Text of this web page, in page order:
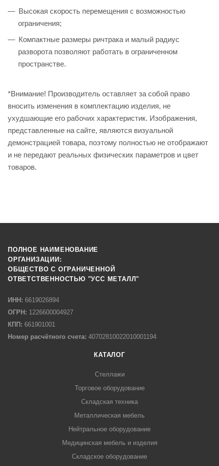
Высокая скорость перемещения с возможностью
ограничения;
Компактные размеры ричтрака и малый радиус
разворота позволяют работать в ограниченном
пространстве.
*Внимание! Производитель оставляет за собой право
вносить изменения в комплектацию изделия, не
ухудшающие его рабочих характеристик. Изображения,
представленные на сайте, являются визуальной
демонстрацией товара, поэтому полностью не отображают
и не передают реальных физических параметров и цвет
товаров.
ПОЛНОЕ НАИМЕНОВАНИЕ
ОРГАНИЗАЦИИ:
ОБЩЕСТВО С ОГРАНИЧЕННОЙ
ОТВЕТСТВЕННОСТЬЮ "УСС МЕТАЛЛ"
ИНН: 6619026894
ОГРН: 1226600004927
КПП: 661901001
Номер расчётного счета: 40702810022010001194
КАТАЛОГ
Стеллажи
Торговое оборудование
Складская техника
Металлическая мебель
Нейтральное оборудование
Медицинская мебель и изделия
Складское оборудование